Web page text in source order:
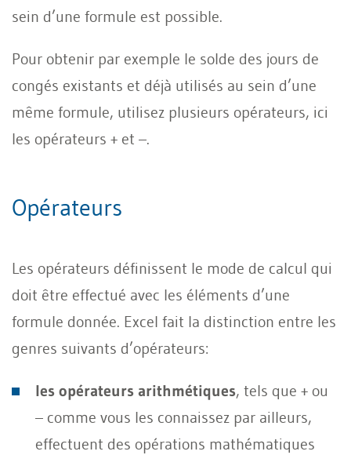
sein d’une formule est possible.
Pour obtenir par exemple le solde des jours de
congés existants et déjà utilisés au sein d’une
même formule, utilisez plusieurs opérateurs, ici
les opérateurs + et –.
Opérateurs
Les opérateurs définissent le mode de calcul qui
doit être effectué avec les éléments d’une
formule donnée. Excel fait la distinction entre les
genres suivants d’opérateurs:
les opérateurs arithmétiques, tels que + ou
– comme vous les connaissez par ailleurs,
effectuent des opérations mathématiques